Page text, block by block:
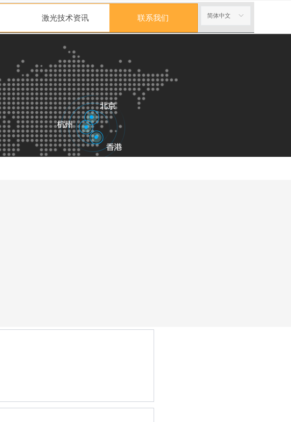
ꀅ
简体中文
激光技术资讯 联系我们